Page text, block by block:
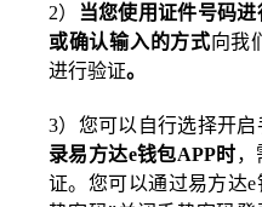
2） 当您使用证件号码
或确认输入的方式向我
进行验证。
3）您可以自行选择开启
录易方达e钱包APP时，
证。您可以通过易方达e